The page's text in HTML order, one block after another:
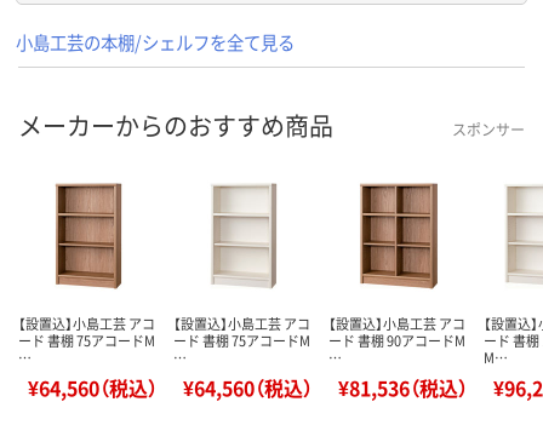
小島工芸の本棚/シェルフを全て見る
メーカーからのおすすめ商品 スポンサー
【設置込】小島工芸 アコ
ード 書棚 75アコードM
…
¥64,560（税込）
【設置込】小島工芸 アコ
ード 書棚 75アコードM
…
¥64,560（税込）
【設置込】小島工芸 アコ
ード 書棚 90アコードM
…
¥81,536（税込）
【設置込
ード 書
M…